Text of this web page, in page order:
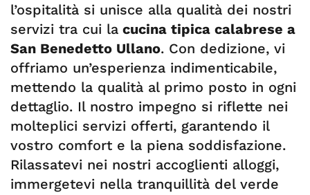
l’ospitalità si unisce alla qualità dei nostri
servizi tra cui la cucina tipica calabrese a
San Benedetto Ullano. Con dedizione, vi
offriamo un’esperienza indimenticabile,
mettendo la qualità al primo posto in ogni
dettaglio. Il nostro impegno si riflette nei
molteplici servizi offerti, garantendo il
vostro comfort e la piena soddisfazione.
Rilassatevi nei nostri accoglienti alloggi,
immergetevi nella tranquillità del verde